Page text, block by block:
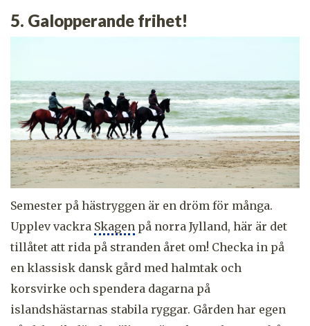
5. Galopperande frihet!
Semester på hästryggen är en dröm för många.
Upplev vackra Skagen på norra Jylland, här är det
tillåtet att rida på stranden året om! Checka in på
en klassisk dansk gård med halmtak och
korsvirke och spendera dagarna på
islandshästarnas stabila ryggar. Gården har egen